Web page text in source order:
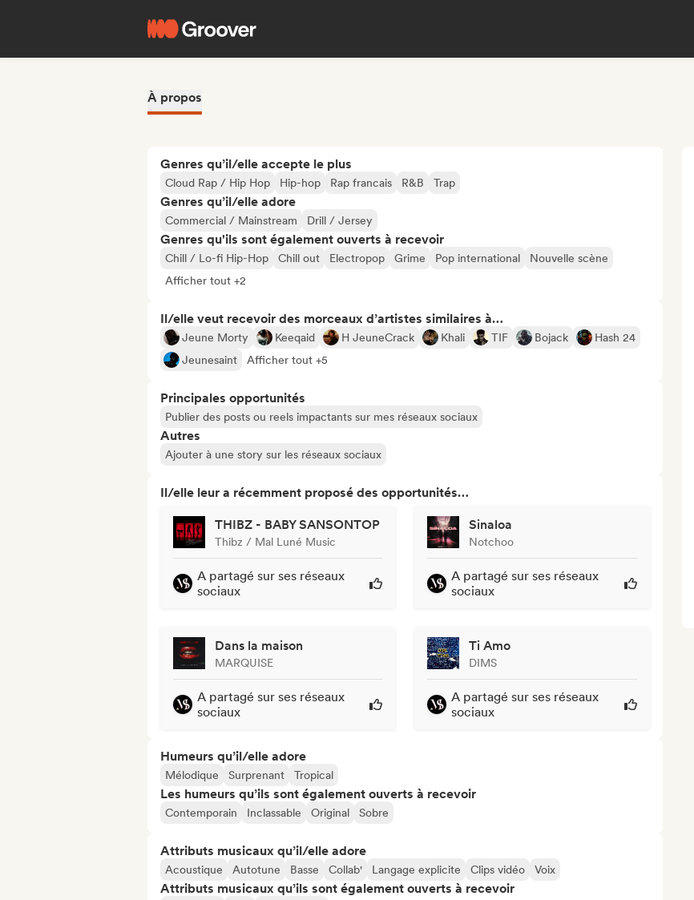
À propos
Genres qu’il/elle accepte le plus
Cloud Rap / Hip Hop Hip-hop Rap francais R&B Trap
Genres qu’il/elle adore
Commercial / Mainstream Drill / Jersey
Genres qu'ils sont également ouverts à recevoir
Chill / Lo-fi Hip-Hop Chill out Electropop Grime Pop international
Nouvelle scène
Afficher tout +2
Il/elle veut recevoir des morceaux d’artistes similaires à…
Jeune Morty Keeqaid H JeuneCrack Khali TIF Bojack
Hash 24
Jeunesaint
Afficher tout +5
Principales opportunités
Publier des posts ou reels impactants sur mes réseaux sociaux
Autres
Ajouter à une story sur les réseaux sociaux
Il/elle leur a récemment proposé des opportunités…
THIBZ - BABY SANSONTOP
Thibz / Mal Luné Music
A partagé sur ses réseaux
sociaux
Sinaloa
Notchoo
A partagé sur ses réseaux
sociaux
Dans la maison
MARQUISE
A partagé sur ses réseaux
sociaux
Ti Amo
DIMS
A partagé sur ses réseaux
sociaux
Humeurs qu’il/elle adore
Mélodique Surprenant Tropical
Les humeurs qu’ils sont également ouverts à recevoir
Contemporain Inclassable Original Sobre
Attributs musicaux qu’il/elle adore
Acoustique Autotune Basse Collab' Langage explicite Clips vidéo Voix
Attributs musicaux qu’ils sont également ouverts à recevoir